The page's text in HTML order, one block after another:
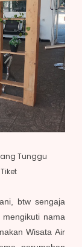
Tunggu
btw sengaja
nama
Wisata Air